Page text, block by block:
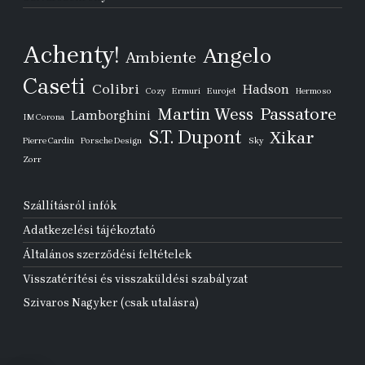
Achenty! Ambiente Angelo
Caseti Colibri Cozy Ermuri Eurojet Hadson Hermoso
IM Corona Lamborghini Martin Wess Passatore
Pierre Cardin Porsche Design S.T. Dupont Sky Xikar
Zorr
Szállításról infók
Adatkezelési tájékoztató
Általános szerződési feltételek
Visszatérítési és visszaküldési szabályzat
Szivaros Nagyker (csak utalásra)